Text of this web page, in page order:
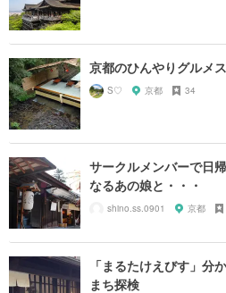
京都のひんやりグルメ
S♡ 京都 34
サークルメンバーで日
なるあの娘と・・・
shino.ss.0901 京都
「まるたけえびす」分
まち探検